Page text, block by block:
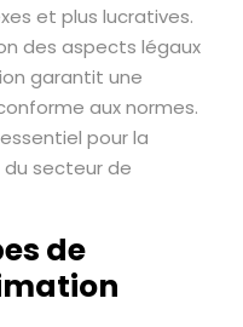
et plus lucratives.
des aspects légaux
garantit une
aux normes.
pour la
secteur de
de